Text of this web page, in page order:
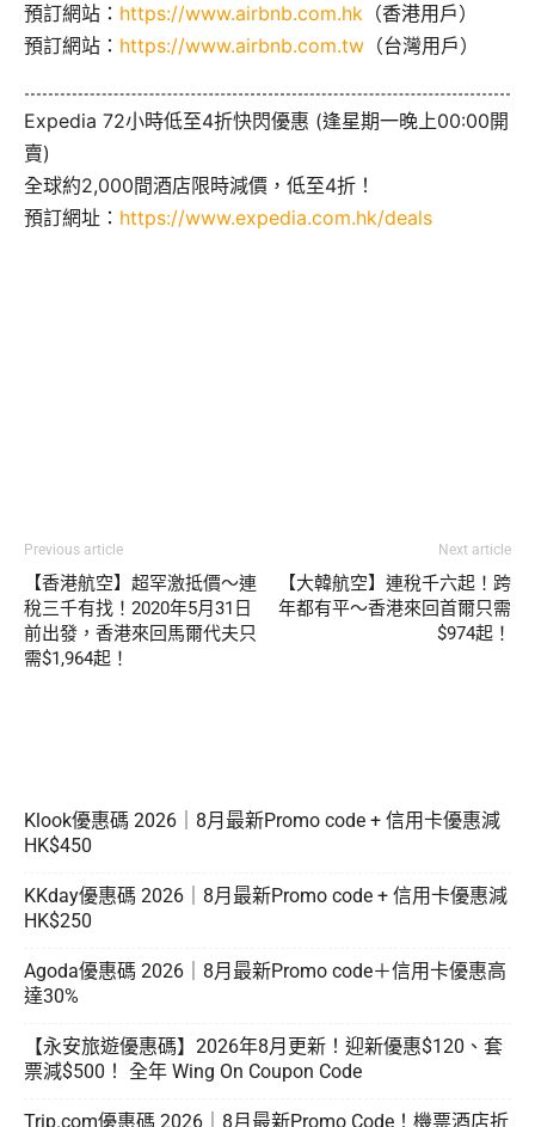
預訂網站： https://www.airbnb.com.hk （香港用戶）
預訂網站： https://www.airbnb.com.tw （台灣用戶）
Expedia 72小時低至4折快閃優惠 (逢星期一晚上00:00開
賣)
全球約2,000間酒店限時減價，低至4折！
預訂網址： https://www.expedia.com.hk/deals
Previous article
【香港航空】超罕激抵價～連
稅三千有找！2020年5月31日
前出發，香港來回馬爾代夫只
需$1,964起！
Next article
【大韓航空】連稅千六起！跨
年都有平～香港來回首爾只需
$974起！
Klook優惠碼 2026｜8月最新Promo code + 信用卡優惠減
HK$450
KKday優惠碼 2026｜8月最新Promo code + 信用卡優惠減
HK$250
Agoda優惠碼 2026｜8月最新Promo code＋信用卡優惠高
達30%
【永安旅遊優惠碼】2026年8月更新！迎新優惠$120、套
票減$500！ 全年 Wing On Coupon Code
Trip.com優惠碼 2026｜8月最新Promo Code！機票酒店折